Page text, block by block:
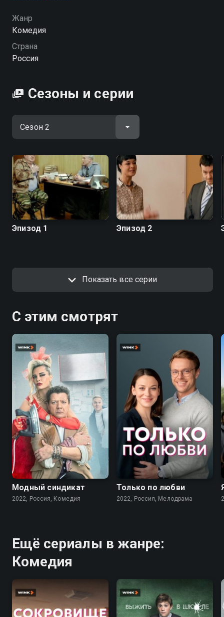
них выбрал себе роль по душе. Андрей Федорцов –
преданный семьянин, поэтому выбрал для себя
роли мужей. Семен Стругачев выбрал анекдоты о
мужской дружбе. А Юрий Гальцев сыграл
армии.
Посмотреть онлайн 2 сезон сериала Анекдоты вы
можете совершенно бесплатно в хорошем HD
качестве на Смотрёшке
Жанр
Комедия
Страна
Россия
Сезоны и серии
Эпизод 1 Эпизод 2
Показать все серии
С этим смотрят
7.6
Модный синдикат
2022, Россия, Комедия
Только по любви
2022, Россия, Мелодрама
Ещё сериалы в жанре:
Комедия